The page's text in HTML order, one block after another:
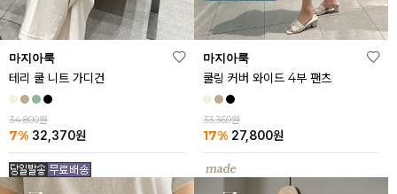
마지아룩
테리 쿨 니트 가디건
34,800원
7% 32,370원
마지아룩
쿨링 커버 와이드 4부 팬츠
33,360원
17% 27,800원